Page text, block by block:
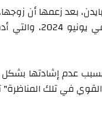
بعد زعمها أن
جو بايدن، ربما تعرض لسكتة
عدم إشادتها بشكل
القوي في تلك